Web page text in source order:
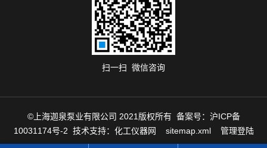
扫一扫 微信咨询
©上海迦泉泵业有限公司 2021版权所有 备案号： 沪ICP备
10031174号-2 技术支持： 化工仪器网 sitemap.xml 管理登陆